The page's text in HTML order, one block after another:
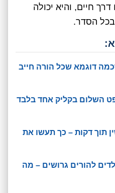
חיים, והיא יכולה
הסדר.
דוגמא שכל הורה חייב
השלום בקליק אחד בלבד
תוך דקות – כך תעשו את
להורים גרושים – מה